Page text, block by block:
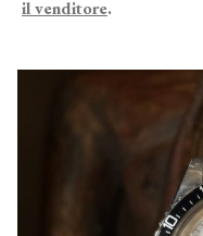
il venditore.